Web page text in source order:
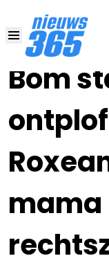
Bom
mama
18 MRT 2023, 18:00